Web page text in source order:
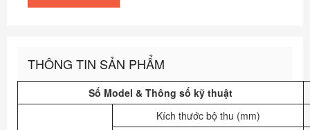
THÔNG TIN SẢN PHẨM
Số Model & Thông số kỹ thuật
Kích thước bộ thu (mm)